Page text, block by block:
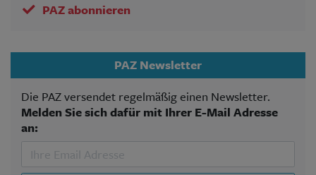
PAZ abonnieren
PAZ Newsletter
Die PAZ versendet regelmäßig einen Newsletter.
Melden Sie sich dafür mit Ihrer E-Mail Adresse
an: